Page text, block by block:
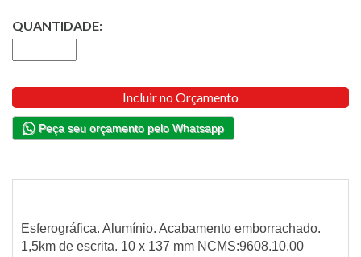
QUANTIDADE:
Incluir no Orçamento
Peça seu orçamento pelo Whatsapp
Esferográfica. Alumínio. Acabamento emborrachado.
1,5km de escrita. 10 x 137 mm NCMS:9608.10.00